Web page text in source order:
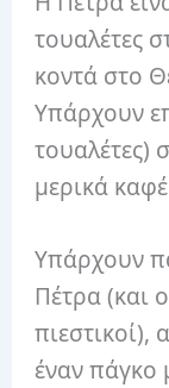
τουαλέτες
κοντά στο
Υπάρχουν
τουαλέτες)
μερικά
Υπάρχουν
Πέτρα (και
πιεστικοί),
έναν πάγκο